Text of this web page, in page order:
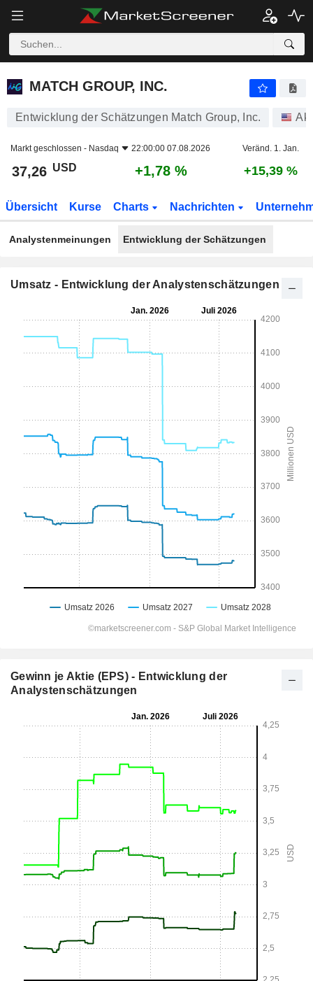
MATCH GROUP, INC.
MATCH GROUP, INC.
Entwicklung der Schätzungen Match Group, Inc.
Markt geschlossen - Nasdaq 22:00:00 07.08.2026 Veränd. 1. Jan.
37,26 USD +1,78 % +15,39 %
Übersicht Kurse Charts Nachrichten
Analystenmeinungen Entwicklung der Schätzungen
Umsatz - Entwicklung der Analystenschätzungen
Gewinn je Aktie (EPS) - Entwicklung der
Analystenschätzungen